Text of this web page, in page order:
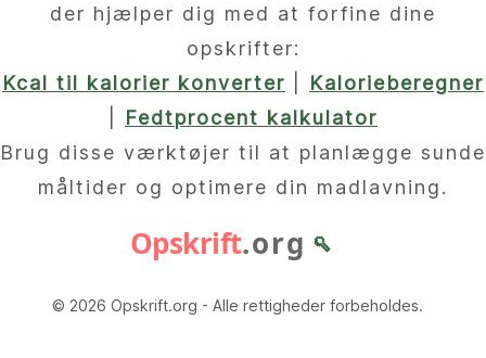
der hjælper dig med at forfine dine
opskrifter:
Kcal til kalorier konverter
Kalorieberegner
Fedtprocent kalkulator
Brug disse værktøjer til at planlægge sunde
måltider og optimere din madlavning.
Opskrift.org 🥄
© 2026 Opskrift.org - Alle rettigheder forbeholdes.